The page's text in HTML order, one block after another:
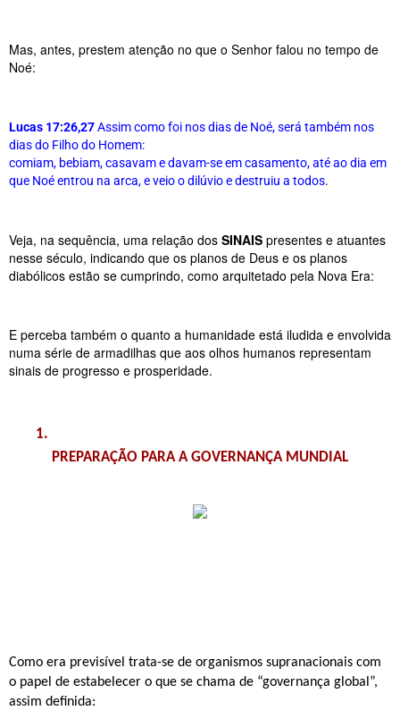
Mas, antes, prestem atenção no que o Senhor falou no tempo de
Noé:
Lucas 17:26,27Assim como foi nos dias de Noé, será também nos
dias do Filho do Homem:
comiam, bebiam, casavam e davam-se em casamento, até ao dia em
que Noé entrou na arca, e veio o dilúvio e destruiu a todos.
Veja, na sequência, uma relação dos SINAIS presentes e atuantes
nesse século, indicando que os planos de Deus e os planos
diabólicos estão se cumprindo, como arquitetado pela Nova Era:
E perceba também o quanto a humanidade está iludida e envolvida
numa série de armadilhas que aos olhos humanos representam
sinais de progresso e prosperidade.
PREPARAÇÃO PARA A GOVERNANÇA MUNDIAL
Como era previsível trata-se de organismos supranacionais com
o papel de estabelecer o que se chama de “governança global”,
assim definida: